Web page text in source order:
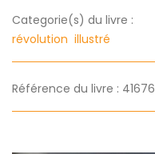
Categorie(s) du livre :
révolution illustré
Référence du livre : 41676